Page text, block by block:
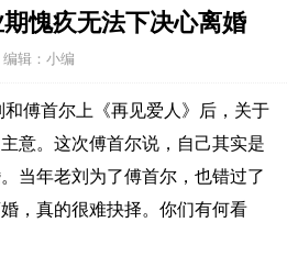
愧疚无法下决心离婚
编辑：小编
傅首尔上《再见爱人》后，关于
意。这次傅首尔说，自己其实是
当年老刘为了傅首尔，也错过了
，真的很难抉择。你们有何看